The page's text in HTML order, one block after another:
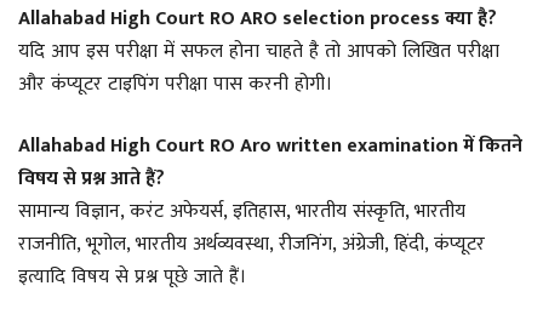
Allahabad High Court RO ARO selection process क्या है?
यदि आप इस परीक्षा में सफल होना चाहते है तो आपको लिखित परीक्षा
और कंप्यूटर टाइपिंग परीक्षा पास करनी होगी।
Allahabad High Court RO Aro written examination में कितने
विषय से प्रश्न आते हैं?
सामान्य विज्ञान, करंट अफेयर्स, इतिहास, भारतीय संस्कृति, भारतीय
राजनीति, भूगोल, भारतीय अर्थव्यवस्था, रीजनिंग, अंग्रेजी, हिंदी, कंप्यूटर
इत्यादि विषय से प्रश्न पूछे जाते हैं।